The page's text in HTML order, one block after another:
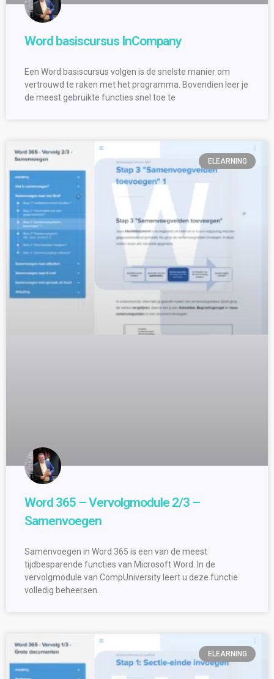
Word basiscursus InCompany
Een Word basiscursus volgen is de snelste manier om
vertrouwd te raken met het programma. Bovendien leer je
de meest gebruikte functies snel toe te
ELEARNING
Word 365 – Vervolgmodule 2/3 –
Samenvoegen
Samenvoegen in Word 365 is een van de meest
tijdbesparende functies van Microsoft Word. In de
vervolgmodule van CompUniversity leert u deze functie
volledig beheersen.
ELEARNING